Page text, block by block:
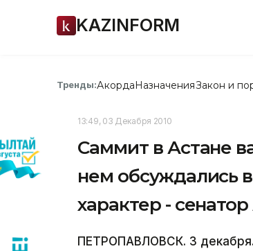
KAZINFORM
Тренды:АкордаНазначенияЗакон и
13:49, 03 Декабря 2010
Саммит в Астане
нем обсуждались
характер -
ПЕТРОПАВЛОВСК. 3